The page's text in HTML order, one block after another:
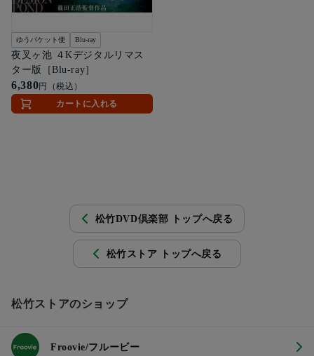
ゆうパケット便 Blu-ray
夜叉ヶ池 ４Kデジタルリマス
ター版［Blu-ray］
6,380円（税込）
カートに入れる
松竹DVD倶楽部 トップへ戻る
松竹ストア トップへ戻る
松竹ストアのショップ
Froovie/フルービー